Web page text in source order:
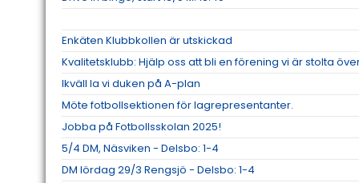
Enkäten Klubbkollen är utskickad
Kvalitetsklubb: Hjälp oss att bli en förening vi är stolta
Ikväll la vi duken på A-plan
Möte fotbollsektionen för lagrepresentanter.
Jobba på Fotbollsskolan 2025!
5/4 DM, Näsviken - Delsbo: 1-4
DM lördag 29/3 Rengsjö - Delsbo: 1-4